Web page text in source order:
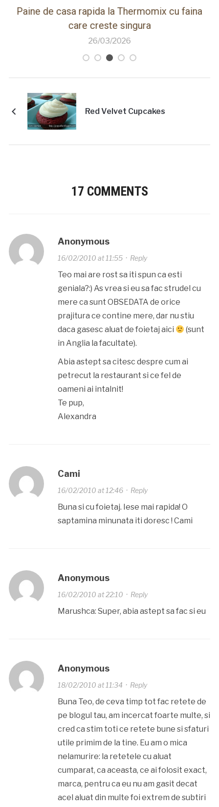
Paine de casa rapida la Thermomix cu faina
care creste singura
26/03/2026
Red Velvet Cupcakes
17 COMMENTS
Anonymous
16/02/2010 at 11:55· Reply
Teo mai are rost sa iti spun ca esti
geniala?:) As vrea si eu sa fac strudel cu
mere ca sunt OBSEDATA de orice
prajitura ce contine mere, dar nu stiu
daca gasesc aluat de foietaj aici
(sunt
in Anglia la facultate).
Abia astept sa citesc despre cum ai
petrecut la restaurant si ce fel de
oameni ai intalnit!
Te pup,
Alexandra
Cami
16/02/2010 at 12:46· Reply
Buna si cu foietaj. Iese mai rapida! O
saptamina minunata iti doresc ! Cami
Anonymous
16/02/2010 at 22:10 · Reply
Marushca: Super, abia astept sa fac si eu
Anonymous
18/02/2010 at 11:34· Reply
Buna Teo, de ceva timp tot fac retete de
pe blogul tau, am incercat foarte multe, si
cred ca stim toti ce retete bune si sfaturi
utile primim de la tine. Eu am o mica
nelamurire: la retetele cu aluat
cumparat, ca aceasta, ce ai folosit exact,
marca, pentru ca eu nu am gasit decat
acel aluat din multe foi extrem de subtiri